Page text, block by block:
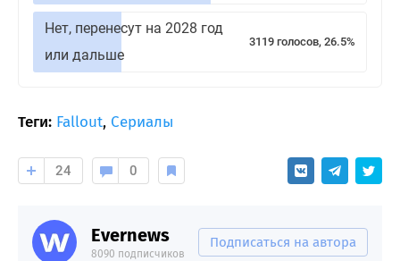
Нет, перенесут на 2028 год
или дальше
3119 голосов, 26.5%
Теги: Fallout, Сериалы
24 0
Evernews
8090 подписчиков
Подписаться на автора